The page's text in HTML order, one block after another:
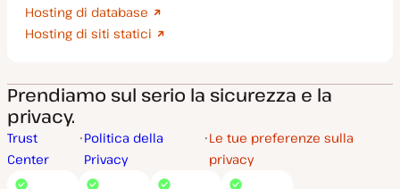
Hosting di database
Hosting di siti statici
Prendiamo sul serio la sicurezza e la
privacy.
Trust
Center
Politica della
Privacy
Le tue preferenze sulla
privacy